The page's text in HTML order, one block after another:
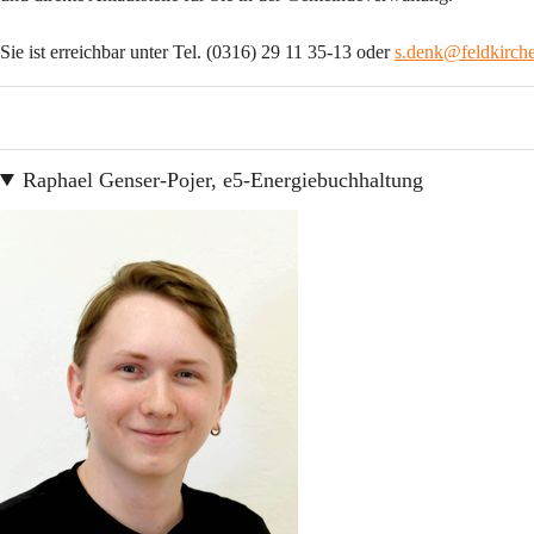
Sie ist erreichbar unter Tel. (0316) 29 11 35-13 oder
Raphael Genser-Pojer, e5-Energiebuchhaltung